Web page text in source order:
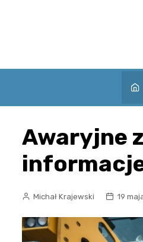
Awaryjne
Michał Krajewski 19